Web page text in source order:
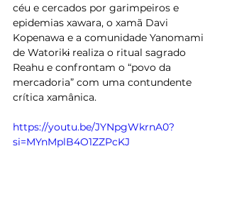
céu e cercados por garimpeiros e
epidemias xawara, o xamã Davi
Kopenawa e a comunidade Yanomami
de Watorikɨ realiza o ritual sagrado
Reahu e confrontam o “povo da
mercadoria” com uma contundente
crítica xamânica.
https://youtu.be/JYNpgWkrnA0?
si=MYnMplB4O1ZZPcKJ